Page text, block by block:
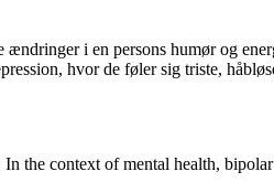
i en persons humør og
hvor de føler sig triste,
the context of mental health,